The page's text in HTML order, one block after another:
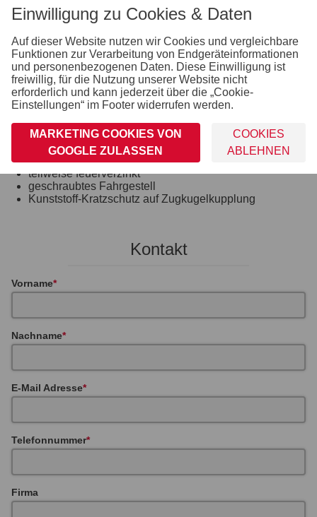
Räder und Achsen
robuste Gummifederachse
wartungsfreie Kompaktradlager
stoßfeste Kunststoffkotflügel
Bordwand, Reling und Co.
mit Spannverschluss für die Sicherung der Kippbrücke
am Fahrgestell
optimale Straßenlage durch teststreckengeprüftes
Fahrgestell mit STEMA Sicherheits-V-Deichsel
Zugkugelkupplung mit Sicherheitsanzeige
teilweise feuerverzinkt
geschraubtes Fahrgestell
Kunststoff-Kratzschutz auf Zugkugelkupplung
Kontakt
Vorname
Nachname
E-Mail Adresse
Telefonnummer
Firma
Einwilligung zu Cookies & Daten
Auf dieser Website nutzen wir Cookies und vergleichbare
Funktionen zur Verarbeitung von Endgeräteinformationen
und personenbezogenen Daten. Diese Einwilligung ist
freiwillig, für die Nutzung unserer Website nicht
erforderlich und kann jederzeit über die „Cookie-
Einstellungen“ im Footer widerrufen werden.
MARKETING COOKIES VON
GOOGLE ZULASSEN
COOKIES
ABLEHNEN